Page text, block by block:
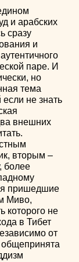
и арабских
сразу
и
паре. И
но
тема
если не знать
внешних
вторым –
более
пришедшие
Миво,
которого не
в Тибет
от
общепринята